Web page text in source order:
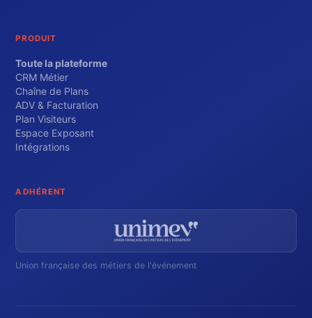
PRODUIT
Toute la plateforme
CRM Métier
Chaîne de Plans
ADV & Facturation
Plan Visiteurs
Espace Exposant
Intégrations
ADHÉRENT
Union française des métiers de l'événement